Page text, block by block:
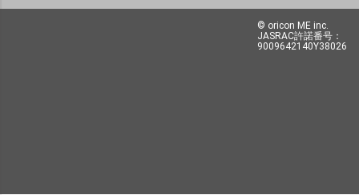
© oricon ME inc.
JASRAC許諾番号：
9009642140Y38026